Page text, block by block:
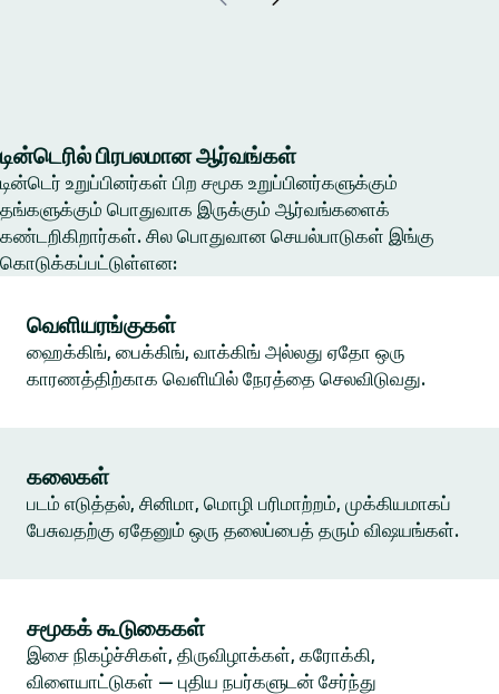
டின்டெரில் பிரபலமான ஆர்வங்கள்
டின்டெர் உறுப்பினர்கள் பிற சமூக உறுப்பினர்களுக்கும்
தங்களுக்கும் பொதுவாக இருக்கும் ஆர்வங்களைக்
கண்டறிகிறார்கள். சில பொதுவான செயல்பாடுகள் இங்கு
கொடுக்கப்பட்டுள்ளன:
வெளியரங்குகள்
ஹைக்கிங், பைக்கிங், வாக்கிங் அல்லது ஏதோ ஒரு
காரணத்திற்காக வெளியில் நேரத்தை செலவிடுவது.
கலைகள்
படம் எடுத்தல், சினிமா, மொழி பரிமாற்றம், முக்கியமாகப்
பேசுவதற்கு ஏதேனும் ஒரு தலைப்பைத் தரும் விஷயங்கள்.
சமூகக் கூடுகைகள்
இசை நிகழ்ச்சிகள், திருவிழாக்கள், கரோக்கி,
விளையாட்டுகள் — புதிய நபர்களுடன் சேர்ந்து